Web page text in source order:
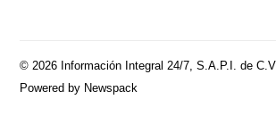
© 2026 Información Integral 24/7, S.A.P.I. de C.V
Powered by Newspack